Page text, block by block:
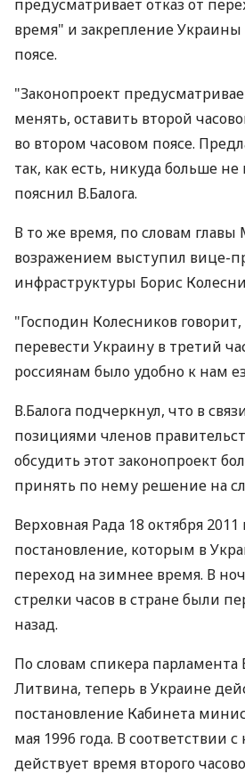
предусматривает отказ от
время" и закрепление Украины
поясе.
"Законопроект
менять, оставить второй
во втором часовом поясе.
так, как есть, никуда больше
пояснил В.Балога.
В то же время, по словам
возражением выступил вице-
инфраструктуры Борис
"Господин Колесников
перевести Украину в третий
россиянам было удобно к нам
В.Балога подчеркнул, что в
позициями членов
обсудить этот законопроект
принять по нему решение на
Верховная Рада 18 октября
постановление, которым в
переход на зимнее время. В
стрелки часов в стране были
назад.
По словам спикера
Литвина, теперь в Украине
постановление Кабинета
мая 1996 года. В соответствии
действует время второго